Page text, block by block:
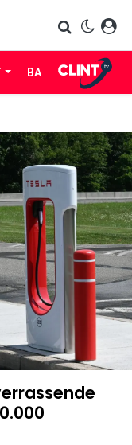
BABES LIFE